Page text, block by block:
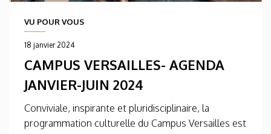
VU POUR VOUS
18 janvier 2024
CAMPUS VERSAILLES- AGENDA
JANVIER-JUIN 2024
Conviviale, inspirante et pluridisciplinaire, la
programmation culturelle du Campus Versailles est